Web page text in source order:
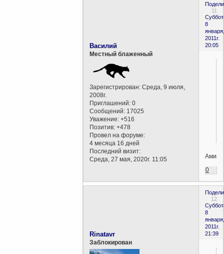
11
8
января,
2011г.
20:05
Василий
Местный блаженный
Зарегистрирован: Среда, 9 июля,
2008г.
Приглашений: 0
Сообщений: 17025
Уважение: +516
Позитив: +478
Провел на форуме:
4 месяца 16 дней
Последний визит:
Среда, 27 мая, 2020г. 11:05
Аминь!
0
12
8
января,
2011г.
21:39
Rinatavr
Заблокирован